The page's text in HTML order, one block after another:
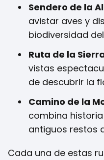
Sendero de la
avistar aves y
biodiversidad
Ruta de la
vistas
de descubrir la
Camino de la
combina
antiguos restos
Cada una de estas